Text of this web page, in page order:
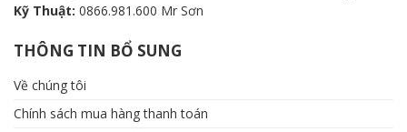
Kỹ Thuật: 0866.981.600 Mr Sơn
THÔNG TIN BỔ SUNG
Về chúng tôi
Chính sách mua hàng thanh toán